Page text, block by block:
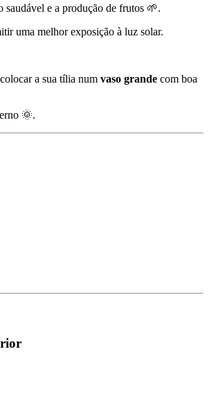
saudável e a produção de frutos 🌱.
uma melhor exposição à luz solar.
a sua tília num vaso grande com boa
🌞.